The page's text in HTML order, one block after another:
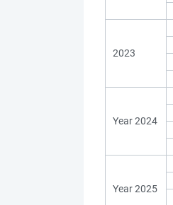
2023
Year 2024
Year 2025